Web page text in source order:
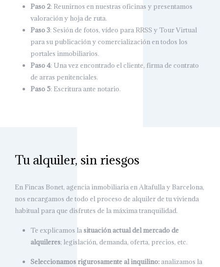
Paso 2: Reunirnos en nuestras oficinas y presentamos
valoración y hoja de ruta.
Paso 3: Sesión de fotos, vídeo para RRSS y Tour Virtual
para su publicación y comercialización en todos los
portales inmobiliarios.
Paso 4: Una vez encontrado el cliente, firma de contrato
de arras penitenciales.
Paso 5: Escritura ante notario.
Tu alquiler, sin riesgos
En Fincas Bonet, agencia inmobiliaria en Altafulla y Barcelona,
nos encargamos de todo el proceso de alquiler de tu vivienda
habitual para que disfrutes de la máxima tranquilidad.
Te explicamos lasituación actual del mercado de
alquileres; legislación, demanda, oferta, precios, etc.
Seleccionamos rigurosamente al inquilino:analizamos la